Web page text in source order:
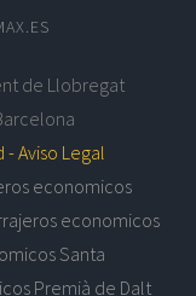
de Llobregat
-Aviso Legal
economicos
economicos
Santa
Premià de Dalt